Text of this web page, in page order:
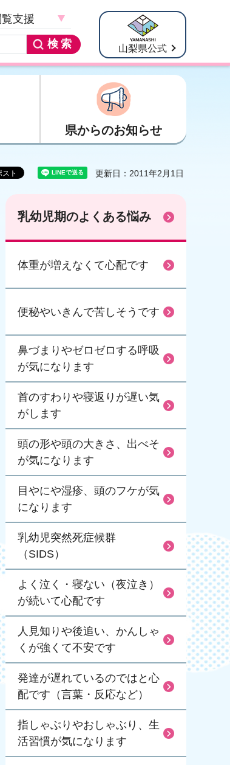
覧支援
山梨県公式
県からのお知らせ
更新日：2011年2月1日
乳幼児期のよくある悩み
体重が増えなくて心配です
便秘やいきんで苦しそうです
鼻づまりやゼロゼロする呼吸
が気になります
首のすわりや寝返りが遅い気
がします
頭の形や頭の大きさ、出べそ
が気になります
目やにや湿疹、頭のフケが気
になります
乳幼児突然死症候群
（SIDS）
よく泣く・寝ない（夜泣き）
が続いて心配です
人見知りや後追い、かんしゃ
くが強くて不安です
発達が遅れているのではと心
配です（言葉・反応など）
指しゃぶりやおしゃぶり、生
活習慣が気になります